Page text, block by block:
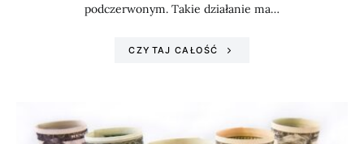
podczerwonym. Takie działanie ma…
CZYTAJ CAŁOŚĆ